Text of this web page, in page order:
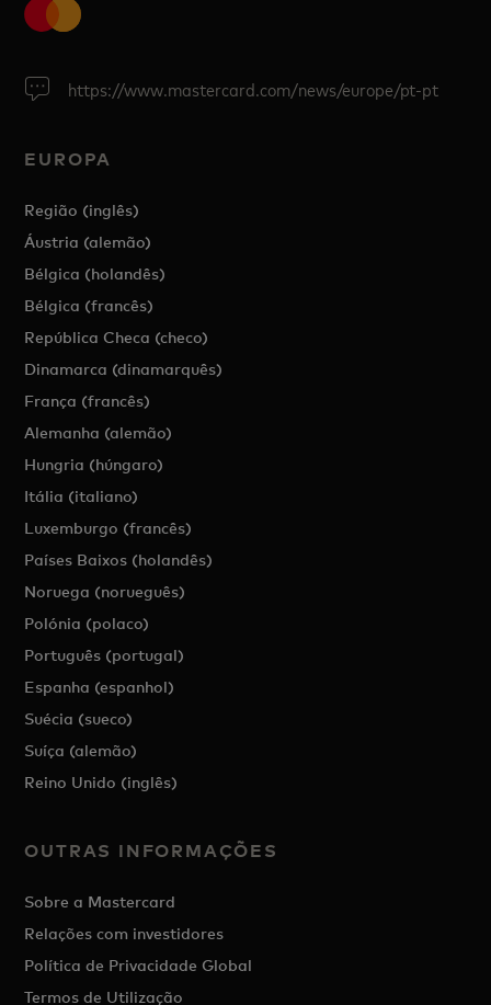
https://www.mastercard.com/news/europe/pt-pt
EUROPA
Região (inglês)
Áustria (alemão)
Bélgica (holandês)
Bélgica (francês)
República Checa (checo)
Dinamarca (dinamarquês)
França (francês)
Alemanha (alemão)
Hungria (húngaro)
Itália (italiano)
Luxemburgo (francês)
Países Baixos (holandês)
Noruega (norueguês)
Polónia (polaco)
Português (portugal)
Espanha (espanhol)
Suécia (sueco)
Suíça (alemão)
Reino Unido (inglês)
OUTRAS INFORMAÇÕES
Sobre a Mastercard
Relações com investidores
Política de Privacidade Global
Termos de Utilização